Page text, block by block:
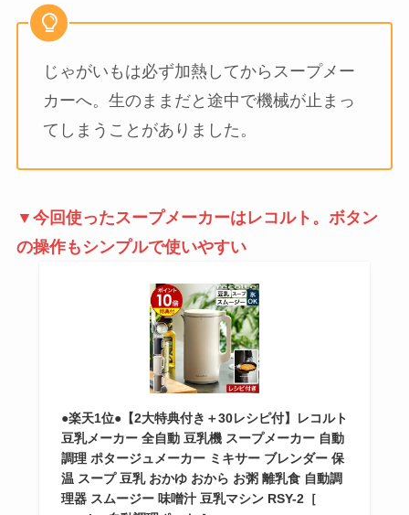
じゃがいもは必ず加熱してからスープメー
カーへ。生のままだと途中で機械が止まっ
てしまうことがありました。
▼今回使ったスープメーカーはレコルト。ボタン
の操作もシンプルで使いやすい
●楽天1位●【2大特典付き＋30レシピ付】レコルト
豆乳メーカー 全自動 豆乳機 スープメーカー 自動
調理 ポタージュメーカー ミキサー ブレンダー 保
温 スープ 豆乳 おかゆ おから お粥 離乳食 自動調
理器 スムージー 味噌汁 豆乳マシン RSY-2［